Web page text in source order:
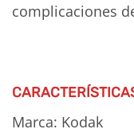
complicaciones
Marca: Kodak